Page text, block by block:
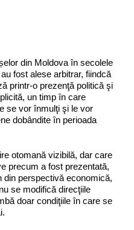
din Moldova în secolele
fost alese arbitrar, fiindcă
printr-o prezenţă politică şi
un timp în care
se vor înmulţi şi le vor
dobândite în perioada
otomană vizibilă, dar care
precum a fost prezentată,
din perspectivă economică,
se modifică direcţiile
doar condiţiile în care se